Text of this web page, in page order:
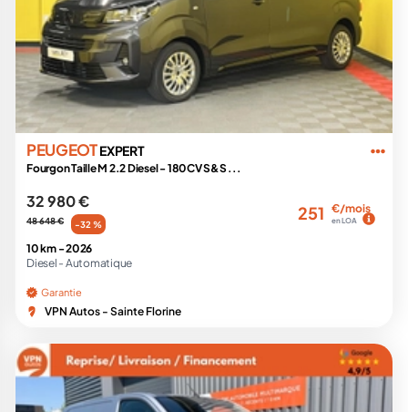
PEUGEOTEXPERT
Fourgon Taille M 2.2 Diesel - 180CV S&S ...
32 980 €
48 648 € -32 %
251 €/mois
en LOA
10 km -2026
Diesel - Automatique
Garantie
VPN Autos - Sainte Florine